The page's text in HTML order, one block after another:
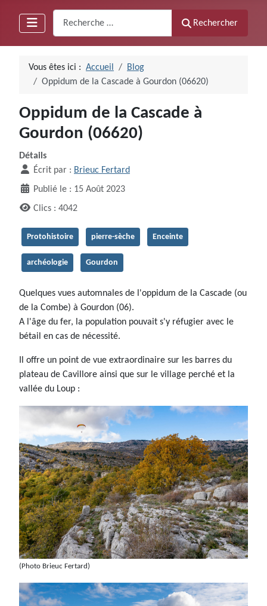
Rechercher
Vous êtes ici : Accueil
Blog
Oppidum de la Cascade à Gourdon (06620)
Oppidum de la Cascade à
Gourdon (06620)
Détails
Écrit par : Brieuc Fertard
Publié le : 15 Août 2023
Clics : 4042
Protohistoire pierre-sèche Enceinte
archéologie Gourdon
Quelques vues automnales de l'oppidum de la Cascade (ou
de la Combe) à Gourdon (06).
A l'âge du fer, la population pouvait s'y réfugier avec le
bétail en cas de nécessité.
Il offre un point de vue extraordinaire sur les barres du
plateau de Cavillore ainsi que sur le village perché et la
vallée du Loup :
(Photo Brieuc Fertard)